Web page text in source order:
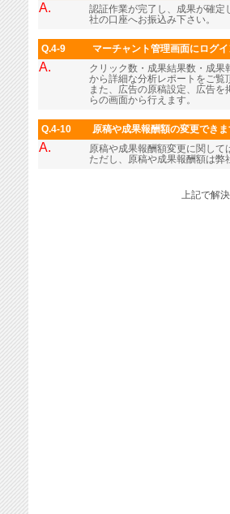
A.
認証作業が完了し、成果が確
社の口座へお振込み下さい。
Q.4-9 マーチャント管理画面にログ
A.
クリック数・成果結果数・成
から詳細な分析レポートをご覧
また、広告の原稿設定、広告
らの画面から行えます。
Q.4-10 原稿や成果報酬額の変更できま
A.
原稿や成果報酬額変更に関し
ただし、原稿や成果報酬額は
上記で解